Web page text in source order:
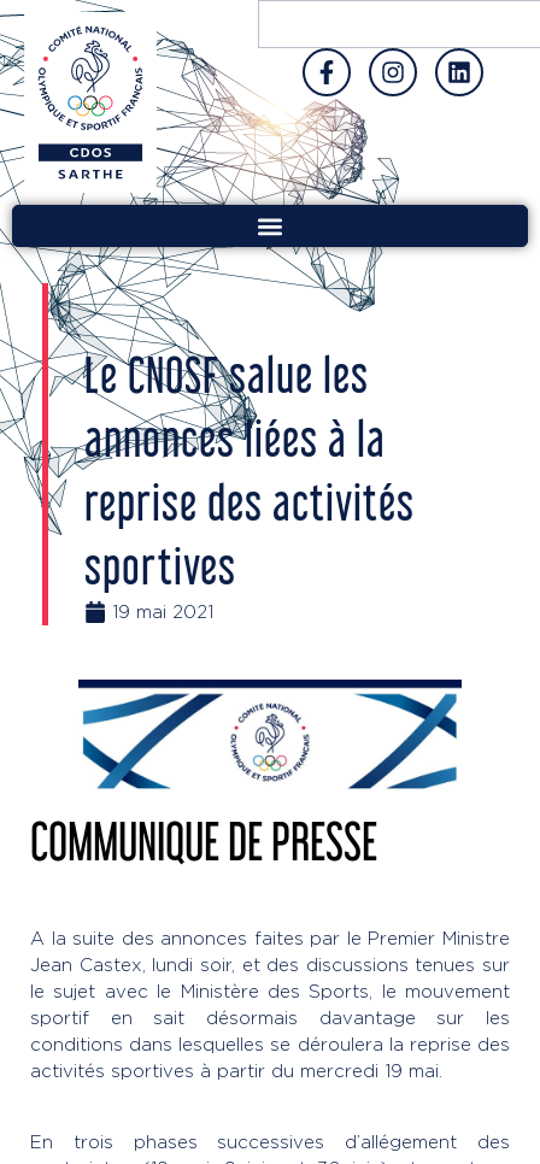
Le CNOSF salue les
annonces liées à la
reprise des activités
sportives
19 mai 2021
COMMUNIQUE DE PRESSE
A la suite des annonces faites par le Premier Ministre
Jean Castex, lundi soir, et des discussions tenues sur
le sujet avec le Ministère des Sports, le mouvement
sportif en sait désormais davantage sur les
conditions dans lesquelles se déroulera la reprise des
activités sportives à partir du mercredi 19 mai.
En trois phases successives d’allégement des